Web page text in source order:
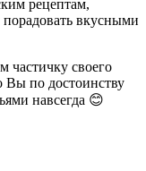
рецептам,
вкусными
частичку своего
Вы по достоинству
навсегда 😊